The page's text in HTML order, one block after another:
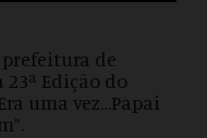
prefeitura de
Edição do
uma vez…Papai